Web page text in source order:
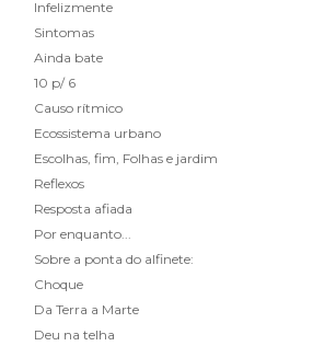
Infelizmente
Sintomas
Ainda bate
10 p/ 6
Causo rítmico
Ecossistema urbano
Escolhas, fim, Folhas e jardim
Reflexos
Resposta afiada
Por enquanto...
Sobre a ponta do alfinete:
Choque
Da Terra a Marte
Deu na telha